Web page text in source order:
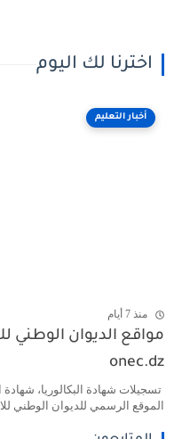
اخترنا لك اليوم
أخبار التعليم
منذ 7 أيام
onec.dz
تسجيلات شهادة البكالوريا، شهادة
الموقع الرسمي للديوان الوطني